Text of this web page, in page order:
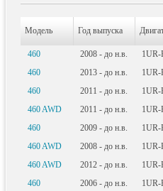
Модель Год выпуска
460 2008 - до н.в. 1UR-
460
2013 - до н.в. 1UR-
460
2011 - до н.в. 1UR-
460 AWD
2011 - до н.в. 1UR-
460
2009 - до н.в. 1UR-
460 AWD
2008 - до н.в. 1UR-
460 AWD
2012 - до н.в. 1UR-
460
2006 - до н.в. 1UR-